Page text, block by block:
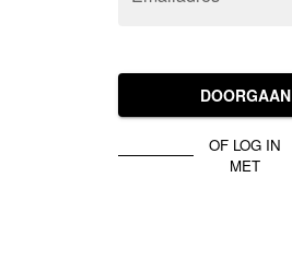
DOORGAAN
OF LOG IN
MET